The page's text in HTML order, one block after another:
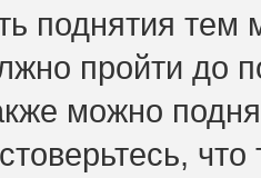
поднятия тем
пройти до
можно